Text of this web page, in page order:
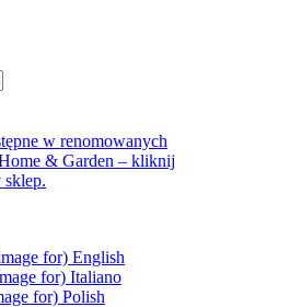
w renomowanych
& Garden – kliknij
sklep.